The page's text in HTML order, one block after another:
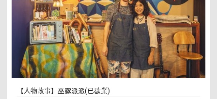
【人物故事】巫露派派(已歇業)